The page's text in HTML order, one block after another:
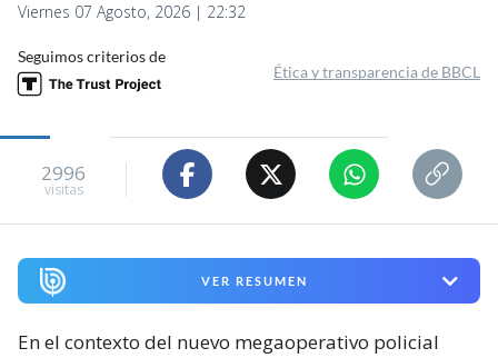
Viernes 07 Agosto, 2026 | 22:32
Seguimos criterios de
Ética y transparencia de BBCL
2996
visitas
VER RESUMEN
En el contexto del nuevo megaoperativo policial